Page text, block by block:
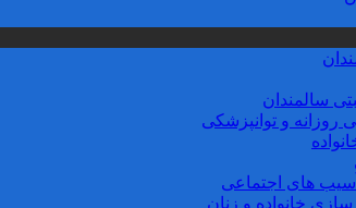
سالمندان
روزانه و توانپزشکی
های اجتماعی
خانواده و زنان